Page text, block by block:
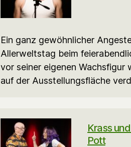
Ein ganz gewöhnlicher
Allerweltstag beim
vor seiner eigenen Wachsfigur
auf der Ausstellungsfläche
Krass
Pott